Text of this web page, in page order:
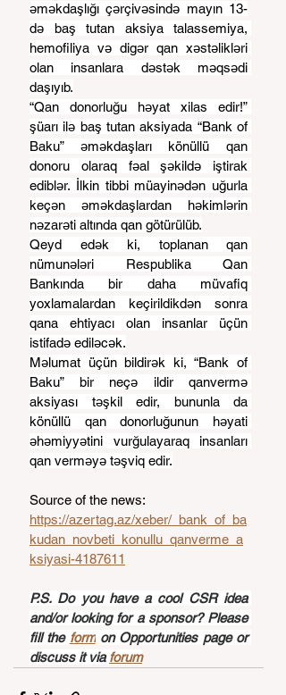
əməkdaşlığı çərçivəsində mayın 13-
də baş tutan aksiya talassemiya,
hemofiliya və digər qan xəstəlikləri
olan insanlara dəstək məqsədi
daşıyıb.
“Qan donorluğu həyat xilas edir!”
şüarı ilə baş tutan aksiyada “Bank of
Baku” əməkdaşları könüllü qan
donoru olaraq fəal şəkildə iştirak
ediblər. İlkin tibbi müayinədən uğurla
keçən əməkdaşlardan həkimlərin
nəzarəti altında qan götürülüb.
Qeyd edək ki, toplanan qan
nümunələri Respublika Qan
Bankında bir daha müvafiq
yoxlamalardan keçirildikdən sonra
qana ehtiyacı olan insanlar üçün
istifadə ediləcək.
Məlumat üçün bildirək ki, “Bank of
Baku” bir neçə ildir qanvermə
aksiyası təşkil edir, bununla da
könüllü qan donorluğunun həyati
əhəmiyyətini vurğulayaraq insanları
qan verməyə təşviq edir.
Source of the news:
https://azertag.az/xeber/_bank_of_ba
kudan_novbeti_konullu_qanverme_a
ksiyasi-4187611
P.S. Do you have a cool CSR idea
and/or looking for a sponsor? Please
fill the form on Opportunities page or
discuss it via forum